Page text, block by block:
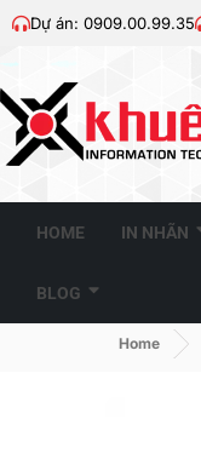
Dự án: 0909.00.99.35
HOME IN NHÃN
BLOG
Home